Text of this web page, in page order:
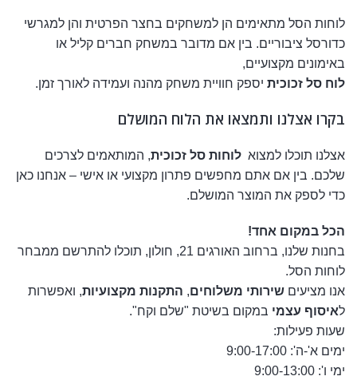
לוחות הסל מתאימים הן למשחקים בחצר הפרטית והן למגרשי
כדורסל ציבוריים. בין אם מדובר במשחק חברים קליל או
באימונים מקצועיים,
לוח סל זכוכית יספק חוויית משחק מהנה ועמידה לאורך זמן.
בקרו אצלנו ותמצאו את הלוח המושלם
אצלנו תוכלו למצוא לוחות סל זכוכית, המותאמים לצרכים
שלכם. בין אם אתם מחפשים פתרון מקצועי או אישי – אנחנו כאן
כדי לספק את המוצר המושלם.
הכל במקום אחד!
בחנות שלנו, ברחוב האורגים 21, חולון, תוכלו להתרשם ממבחר
לוחות הסל.
אנו מציעים שירותי משלוחים, התקנות מקצועיות, ואפשרות
לאיסוף עצמי במקום בשיטת "שלם וקח".
שעות פעילות:
ימים א'-ה': 9:00-17:00
ימי ו': 9:00-13:00